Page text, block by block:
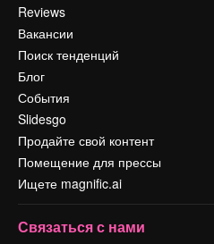
Reviews
Вакансии
Поиск тенденций
Блог
События
Slidesgo
Продайте свой контент
Помещение для прессы
Ищете magnific.ai
Связаться с нами